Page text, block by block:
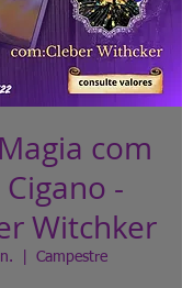
com
-
Witchker
Campestre